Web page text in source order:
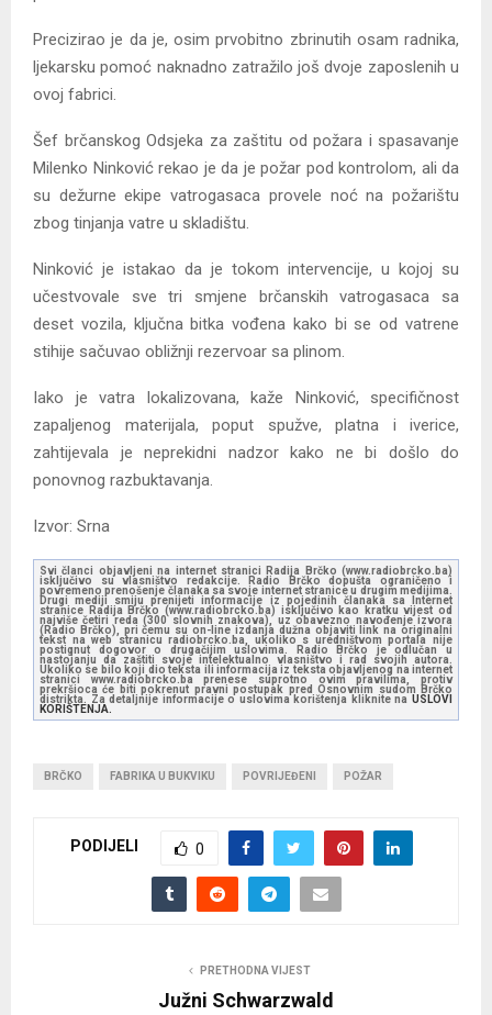
Precizirao je da je, osim prvobitno zbrinutih osam radnika,
ljekarsku pomoć naknadno zatražilo još dvoje zaposlenih u
ovoj fabrici.
​Šef brčanskog Odsjeka za zaštitu od požara i spasavanje
Milenko Ninković rekao je da je požar pod kontrolom, ali da
su dežurne ekipe vatrogasaca provele noć na požarištu
zbog tinjanja vatre u skladištu.
​Ninković je istakao da je tokom intervencije, u kojoj su
učestvovale sve tri smjene brčanskih vatrogasaca sa
deset vozila, ključna bitka vođena kako bi se od vatrene
stihije sačuvao obližnji rezervoar sa plinom.
Iako je vatra lokalizovana, kaže Ninković, specifičnost
zapaljenog materijala, poput spužve, platna i iverice,
zahtijevala je neprekidni nadzor kako ne bi došlo do
ponovnog razbuktavanja.
Izvor: Srna
Svi članci objavljeni na internet stranici Radija Brčko (www.radiobrcko.ba)
isključivo su vlasništvo redakcije. Radio Brčko dopušta ograničeno i
povremeno prenošenje članaka sa svoje internet stranice u drugim medijima.
Drugi mediji smiju prenijeti informacije iz pojedinih članaka sa Internet
stranice Radija Brčko (www.radiobrcko.ba) isključivo kao kratku vijest od
najviše četiri reda (300 slovnih znakova), uz obavezno navođenje izvora
(Radio Brčko), pri čemu su on-line izdanja dužna objaviti link na originalni
tekst na web stranicu radiobrcko.ba, ukoliko s uredništvom portala nije
postignut dogovor o drugačijim uslovima. Radio Brčko je odlučan u
nastojanju da zaštiti svoje intelektualno vlasništvo i rad svojih autora.
Ukoliko se bilo koji dio teksta ili informacija iz teksta objavljenog na internet
stranici www.radiobrcko.ba prenese suprotno ovim pravilima, protiv
prekršioca će biti pokrenut pravni postupak pred Osnovnim sudom Brčko
distrikta. Za detaljnije informacije o uslovima korištenja kliknite na USLOVI
KORIŠTENJA.
BRČKO FABRIKA U BUKVIKU POVRIJEĐENI POŽAR
PODIJELI 0
PRETHODNA VIJEST
Južni Schwarzwald